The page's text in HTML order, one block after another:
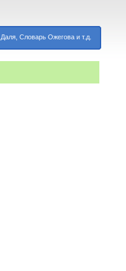
Словарь Ожегова и т.д.